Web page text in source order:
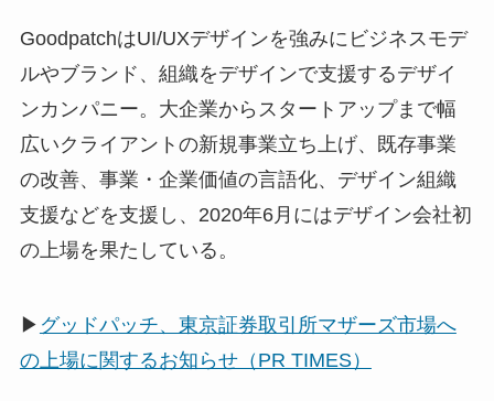
GoodpatchはUI/UXデザインを強みにビジネスモデ
ルやブランド、組織をデザインで支援するデザイ
ンカンパニー。大企業からスタートアップまで幅
広いクライアントの新規事業立ち上げ、既存事業
の改善、事業・企業価値の言語化、デザイン組織
支援などを支援し、2020年6月にはデザイン会社初
の上場を果たしている。
▶ グッドパッチ、東京証券取引所マザーズ市場へ
の上場に関するお知らせ（PR TIMES）